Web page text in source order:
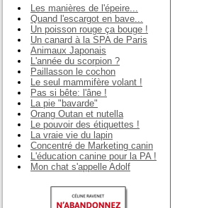
Les manières de l'épeire...
Quand l'escargot en bave...
Un poisson rouge ça bouge !
Un canard à la SPA de Paris
Animaux Japonais
L'année du scorpion ?
Paillasson le cochon
Le seul mammifère volant !
Pas si bête: l'âne !
La pie "bavarde"
Orang Outan et nutella
Le pouvoir des étiquettes !
La vraie vie du lapin
Concentré de Marketing canin
L'éducation canine pour la PA !
Mon chat s'appelle Adolf